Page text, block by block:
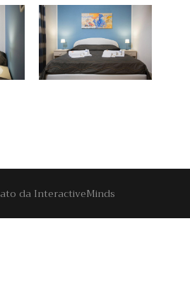
da InteractiveMinds